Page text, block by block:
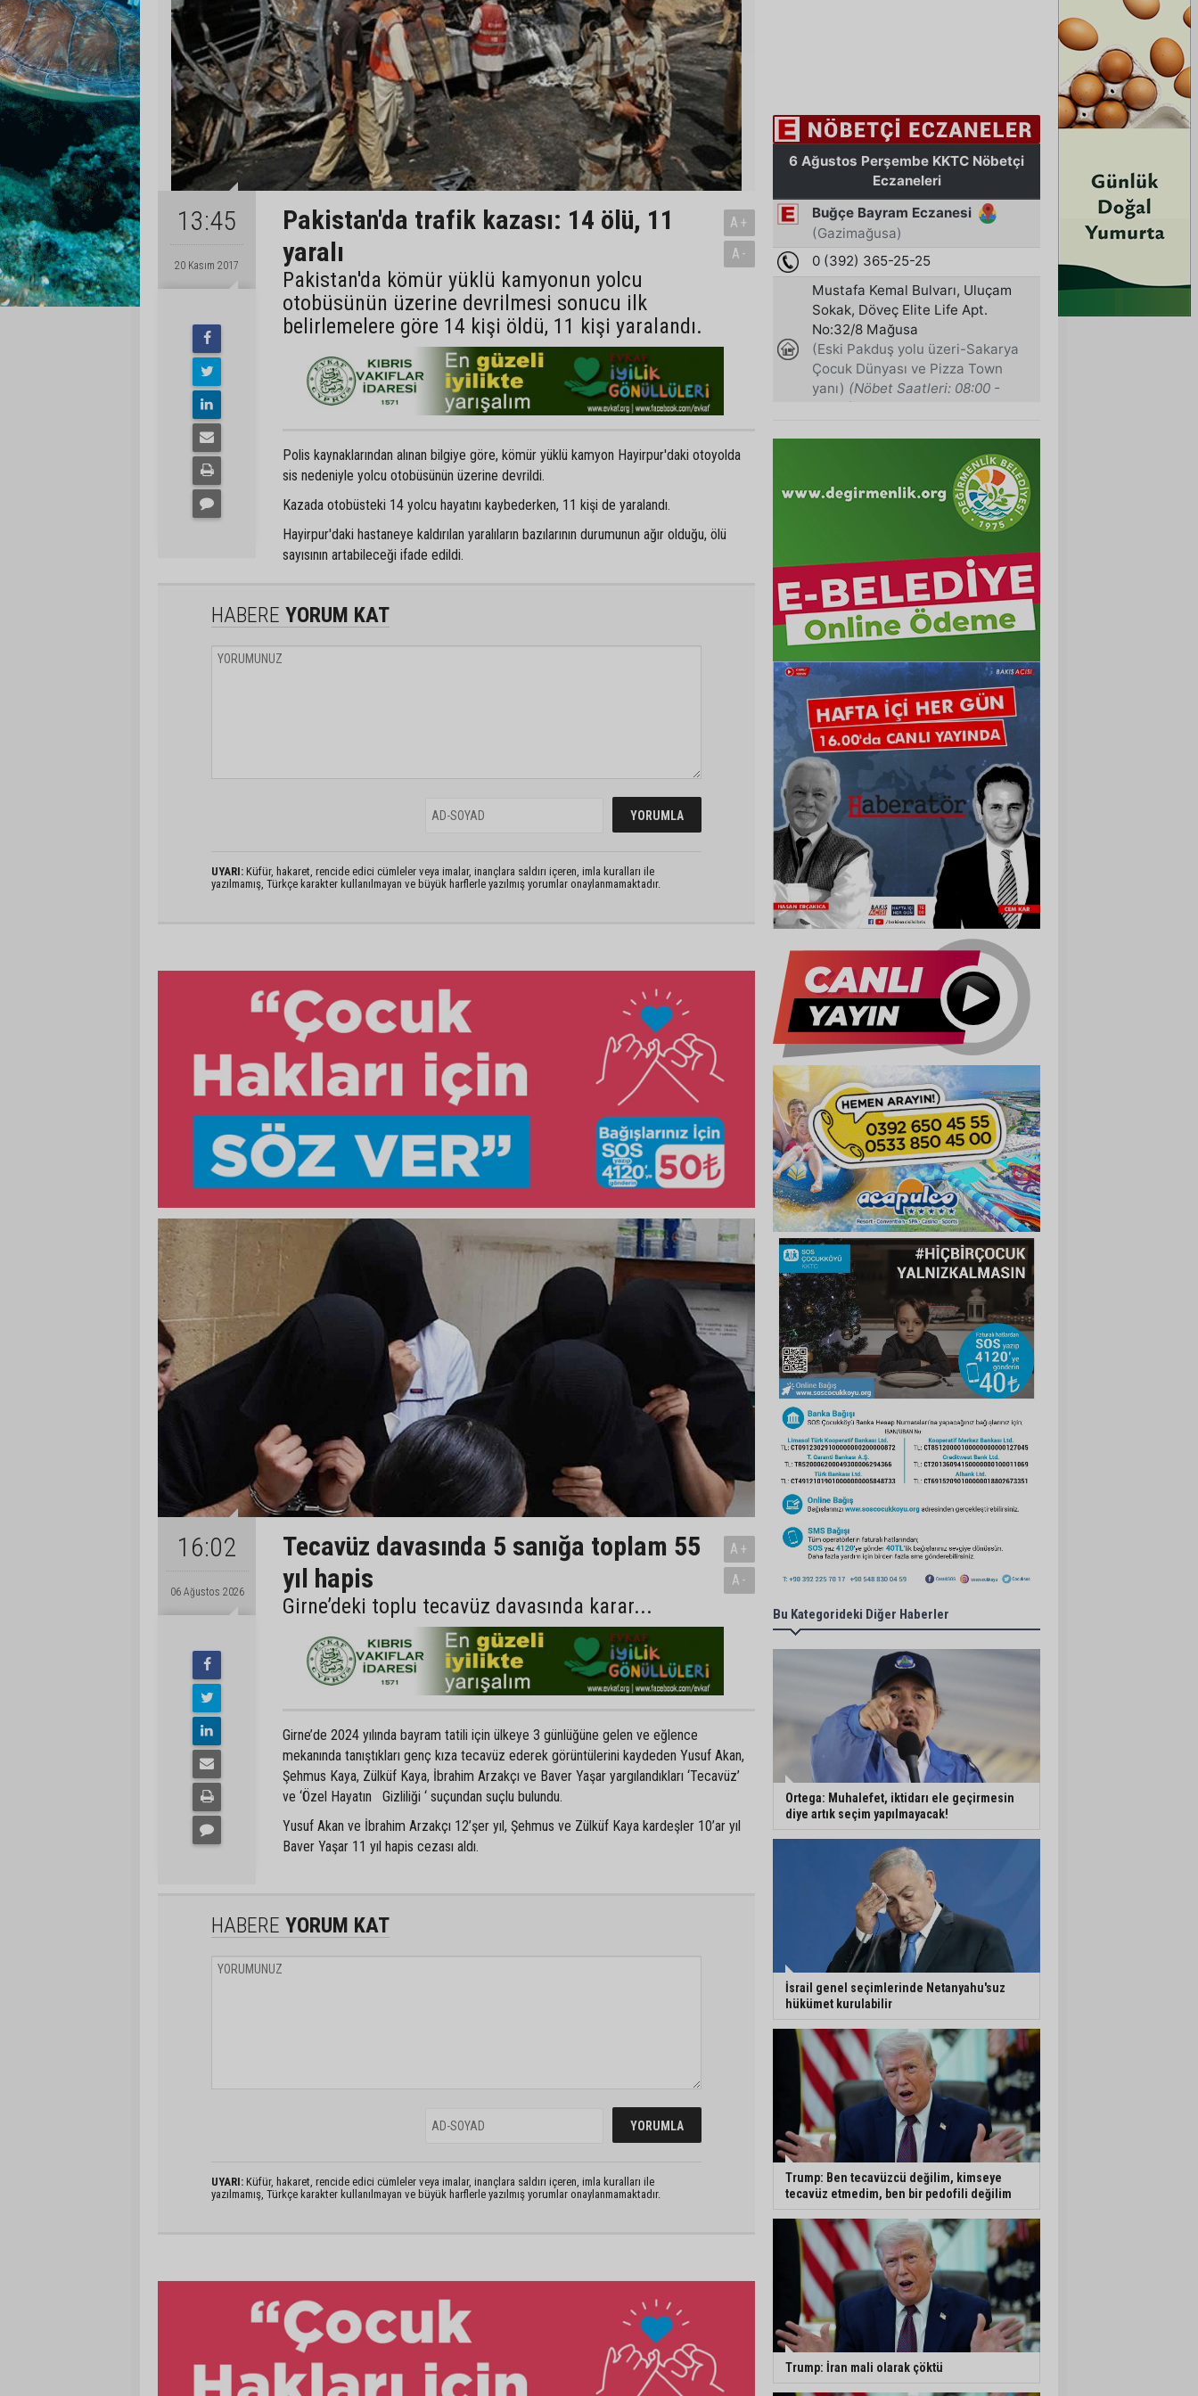
13:45
20 Kasım 2017
Pakistan'da trafik kazası: 14 ölü, 11
yaralı
Pakistan'da kömür yüklü kamyonun yolcu
otobüsünün üzerine devrilmesi sonucu ilk
belirlemelere göre 14 kişi öldü, 11 kişi yaralandı.
A+
A-
Polis kaynaklarından alınan bilgiye göre, kömür yüklü kamyon Hayirpur'daki otoyolda
sis nedeniyle yolcu otobüsünün üzerine devrildi.
Kazada otobüsteki 14 yolcu hayatını kaybederken, 11 kişi de yaralandı.
Hayirpur'daki hastaneye kaldırılan yaralıların bazılarının durumunun ağır olduğu, ölü
sayısının artabileceği ifade edildi.
HABERE YORUM KAT
UYARI: Küfür, hakaret, rencide edici cümleler veya imalar, inançlara saldırı içeren, imla kuralları ile
yazılmamış, Türkçe karakter kullanılmayan ve büyük harflerle yazılmış yorumlar onaylanmamaktadır.
16:02
06 Ağustos 2026
Tecavüz davasında 5 sanığa toplam 55
yıl hapis
Girne’deki toplu tecavüz davasında karar...
A+
A-
Girne’de 2024 yılında bayram tatili için ülkeye 3 günlüğüne gelen ve eğlence
mekanında tanıştıkları genç kıza tecavüz ederek görüntülerini kaydeden Yusuf Akan,
Şehmus Kaya, Zülküf Kaya, İbrahim Arzakçı ve Baver Yaşar yargılandıkları ‘Tecavüz’
ve ‘Özel Hayatın Gizliliği ‘ suçundan suçlu bulundu.
Yusuf Akan ve İbrahim Arzakçı 12’şer yıl, Şehmus ve Zülküf Kaya kardeşler 10’ar yıl
Baver Yaşar 11 yıl hapis cezası aldı.
HABERE YORUM KAT
UYARI: Küfür, hakaret, rencide edici cümleler veya imalar, inançlara saldırı içeren, imla kuralları ile
yazılmamış, Türkçe karakter kullanılmayan ve büyük harflerle yazılmış yorumlar onaylanmamaktadır.
Bu Kategorideki Diğer Haberler
Ortega: Muhalefet, iktidarı ele geçirmesin
diye artık seçim yapılmayacak!
İsrail genel seçimlerinde Netanyahu'suz
hükümet kurulabilir
Trump: Ben tecavüzcü değilim, kimseye
tecavüz etmedim, ben bir pedofili değilim
Trump: İran mali olarak çöktü